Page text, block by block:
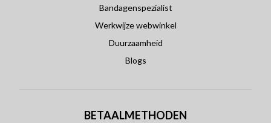
Bandagenspezialist
Werkwijze webwinkel
Duurzaamheid
Blogs
BETAALMETHODEN